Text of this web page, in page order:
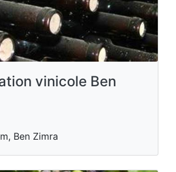
vinicole Ben
Ben Zimra